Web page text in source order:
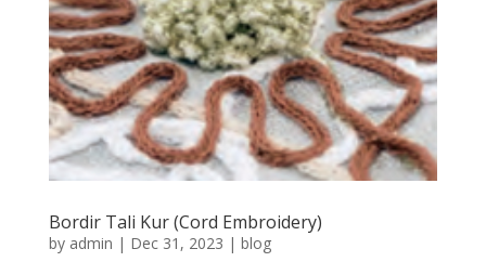
Bordir Tali Kur (Cord Embroidery)
by admin | Dec 31, 2023 | blog